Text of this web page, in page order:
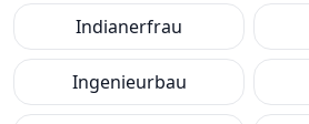
Indianerfrau
Ingenieurbau